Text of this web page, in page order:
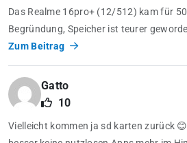
Das Realme 16pro+ (12/512) kam für
Begründung, Speicher ist teurer
Zum Beitrag
Gatto
10
Vielleicht kommen ja sd karten zurück